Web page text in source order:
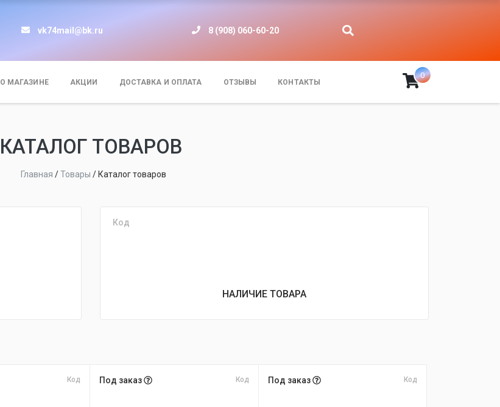
vk74mail@bk.ru 8 (908) 060-60-20
О МАГАЗИНЕ АКЦИИ ДОСТАВКА И ОПЛАТА ОТЗЫВЫ КОНТАКТЫ
0
КАТАЛОГ ТОВАРОВ
Главная /Товары / Каталог товаров
Код
НАЛИЧИЕ ТОВАРА
Код Под заказ Код Под заказ Код